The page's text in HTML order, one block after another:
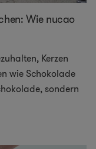
Wie nucao
Kerzen
wie Schokolade
sondern